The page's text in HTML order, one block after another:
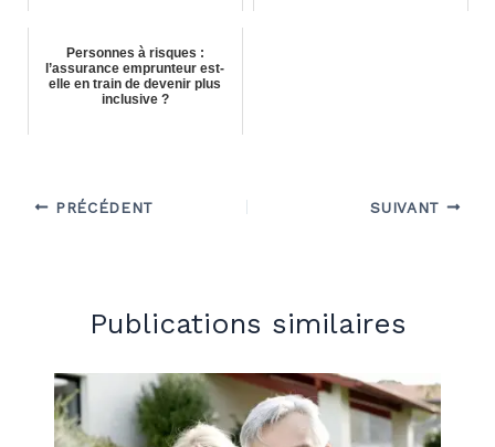
Personnes à risques :
l’assurance emprunteur est-
elle en train de devenir plus
inclusive ?
PRÉCÉDENT SUIVANT
Publications similaires